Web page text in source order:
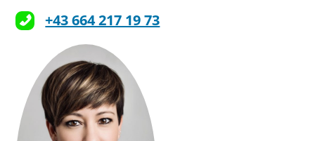
+43 664 217 19 73